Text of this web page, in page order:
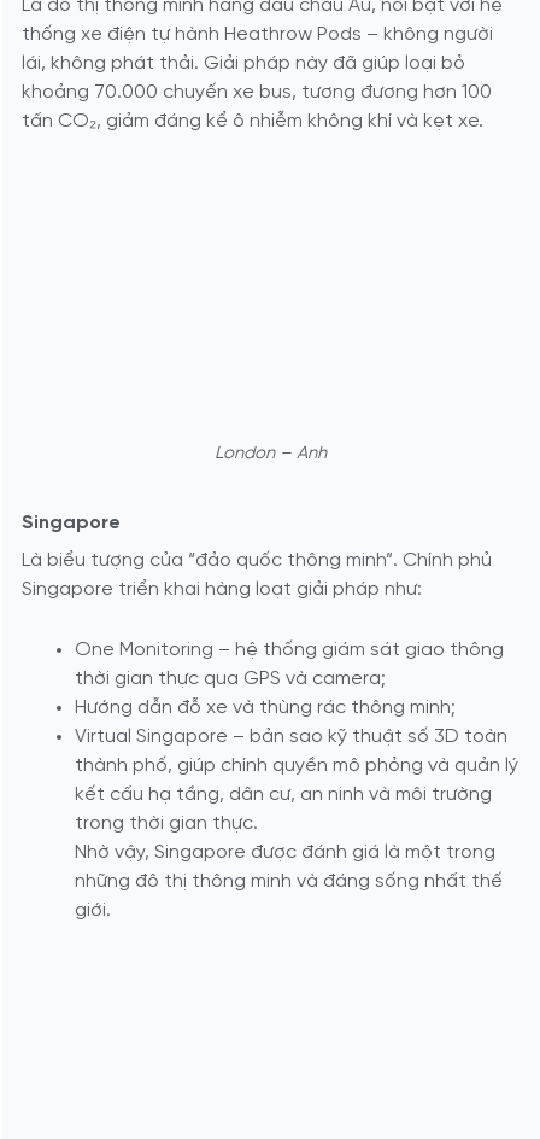
Là đô thị thông minh hàng đầu châu Âu, nổi bật với hệ
thống xe điện tự hành Heathrow Pods – không người
lái, không phát thải. Giải pháp này đã giúp loại bỏ
khoảng 70.000 chuyến xe bus, tương đương hơn 100
tấn CO₂, giảm đáng kể ô nhiễm không khí và kẹt xe.
London – Anh
Singapore
Là biểu tượng của “đảo quốc thông minh”. Chính phủ
Singapore triển khai hàng loạt giải pháp như:
One Monitoring – hệ thống giám sát giao thông
thời gian thực qua GPS và camera;
Hướng dẫn đỗ xe và thùng rác thông minh;
Virtual Singapore – bản sao kỹ thuật số 3D toàn
thành phố, giúp chính quyền mô phỏng và quản lý
kết cấu hạ tầng, dân cư, an ninh và môi trường
trong thời gian thực.
Nhờ vậy, Singapore được đánh giá là một trong
những đô thị thông minh và đáng sống nhất thế
giới.